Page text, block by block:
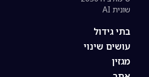
שונית AI
בתי גידול
עושים שינוי
מגזין